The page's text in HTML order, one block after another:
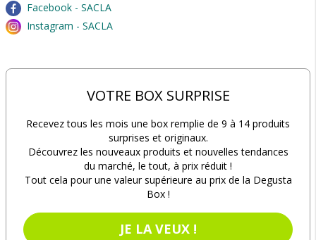
Facebook - SACLA
Instagram - SACLA
VOTRE BOX SURPRISE
Recevez tous les mois une box remplie de 9 à 14 produits
surprises et originaux.
Découvrez les nouveaux produits et nouvelles tendances
du marché, le tout, à prix réduit !
Tout cela pour une valeur supérieure au prix de la Degusta
Box !
JE LA VEUX !